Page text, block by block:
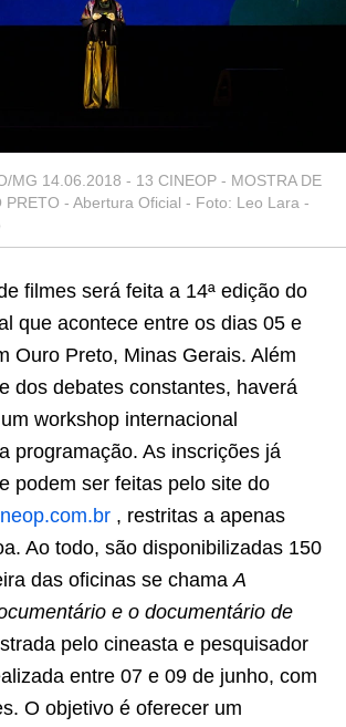
MG 14.06.2018 - 13 CINEOP - MOSTRA DE
PRETO - Abertura Oficial - Foto: Leo Lara -
filmes será feita a 14ª edição do
que acontece entre os dias 05 e
Ouro Preto, Minas Gerais. Além
dos debates constantes, haverá
workshop internacional
programação. As inscrições já
podem ser feitas pelo site do
, restritas a apenas
Ao todo, são disponibilizadas 150
das oficinas se chama A
e o documentário de
pelo cineasta e pesquisador
entre 07 e 09 de junho, com
O objetivo é oferecer um